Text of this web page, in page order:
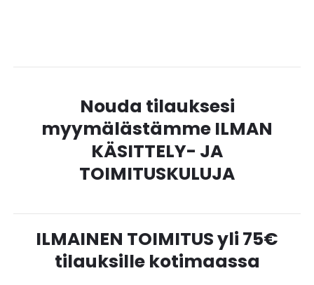
Nouda tilauksesi
myymälästämme ILMAN
KÄSITTELY- JA
TOIMITUSKULUJA
ILMAINEN TOIMITUS yli 75€
tilauksille kotimaassa